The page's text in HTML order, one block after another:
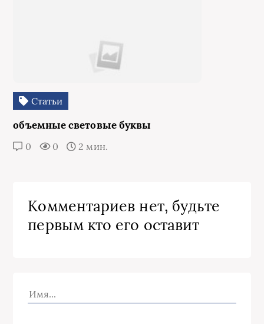
Статьи
объемные световые буквы
0 0 2 мин.
Комментариев нет, будьте
первым кто его оставит